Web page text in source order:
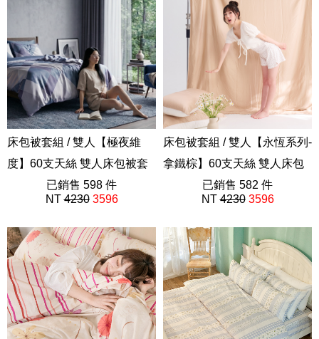
床包被套組 / 雙人【極夜維
度】60支天絲 雙人床包被套
組 獨家設計 FORME
202605新品
已銷售 598 件
NT4230 3596
床包被套組 / 雙人【永恆系列-
拿鐵棕】60支天絲 雙人床包
素色AAU201
已銷售 582 件
NT4230 3596